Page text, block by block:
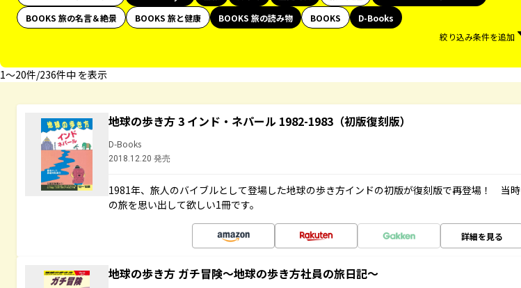
BOOKS 旅の名言＆絶景
BOOKS 旅と健康 BOOKS 旅の読み物 BOOKS
D-Books
絞り込み条件を追加
1〜20件/236件中 を表示
地球の歩き方 3 インド・ネパール 1982-1983（初版復刻版）
D-Books
2018.12.20 発売
1981年、旅人のバイブルとして登場した地球の歩き方インドの初版が復刻版で再登場！ 当時
の旅を思い出して欲しい1冊です。
詳細を見る
地球の歩き方 ガチ冒険～地球の歩き方社員の旅日記～